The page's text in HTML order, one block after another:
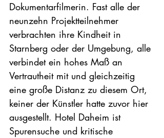
Dokumentarfilmerin. Fast alle der
neunzehn Projektteilnehmer
verbrachten ihre Kindheit in
Starnberg oder der Umgebung, alle
verbindet ein hohes Maß an
Vertrautheit mit und gleichzeitig
eine große Distanz zu diesem Ort,
keiner der Künstler hatte zuvor hier
ausgestellt. Hotel Daheim ist
Spurensuche und kritische